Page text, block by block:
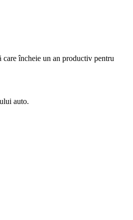
care încheie un an productiv pentru
auto.